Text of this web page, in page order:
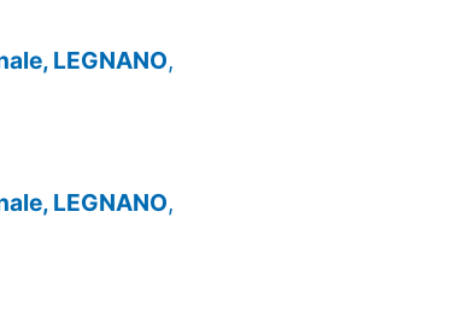
LEGNANO,
LEGNANO,